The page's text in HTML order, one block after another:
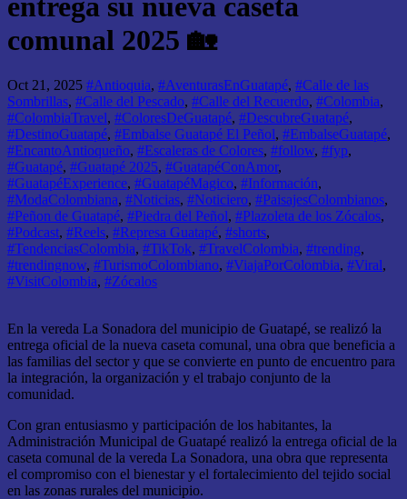
entrega su nueva caseta
comunal 2025 🏡
Oct 21, 2025 #Antioquia, #AventurasEnGuatapé, #Calle de las
Sombrillas, #Calle del Pescado, #Calle del Recuerdo, #Colombia,
#ColombiaTravel, #ColoresDeGuatapé, #DescubreGuatapé,
#DestinoGuatapé, #Embalse Guatapé El Peñol, #EmbalseGuatapé,
#EncantoAntioqueño, #Escaleras de Colores, #follow, #fyp,
#Guatapé, #Guatapé 2025, #GuatapéConAmor,
#GuatapéExperience, #GuatapéMagico, #Información,
#ModaColombiana, #Noticias, #Noticiero, #PaisajesColombianos,
#Peñon de Guatapé, #Piedra del Peñol, #Plazoleta de los Zócalos,
#Podcast, #Reels, #Represa Guatapé, #shorts,
#TendenciasColombia, #TikTok, #TravelColombia, #trending,
#trendingnow, #TurismoColombiano, #ViajaPorColombia, #Viral,
#VisitColombia, #Zócalos
En la vereda La Sonadora del municipio de Guatapé, se realizó la
entrega oficial de la nueva caseta comunal, una obra que beneficia a
las familias del sector y que se convierte en punto de encuentro para
la integración, la organización y el trabajo conjunto de la
comunidad.
Con gran entusiasmo y participación de los habitantes, la
Administración Municipal de Guatapé realizó la entrega oficial de la
caseta comunal de la vereda La Sonadora, una obra que representa
el compromiso con el bienestar y el fortalecimiento del tejido social
en las zonas rurales del municipio.